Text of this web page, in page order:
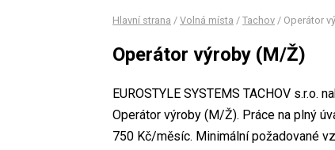
Hlavní strana / Volná místa / Tachov / Operátor
Operátor výroby (M/Ž)
EUROSTYLE SYSTEMS TACHOV
Operátor výroby (M/Ž). Práce na plný
750 Kč/měsíc. Minimální požadované